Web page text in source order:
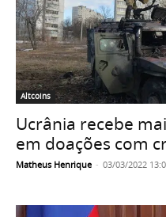
Altcoins
Ucrânia recebe
em doações com
Matheus Henrique - 03/03/2022